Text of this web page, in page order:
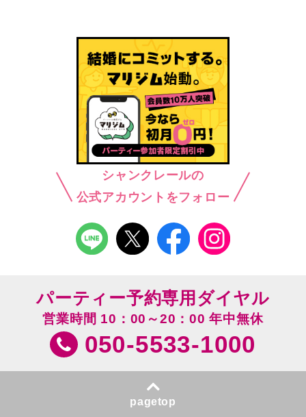
シャンクレールの
公式アカウントをフォロー
パーティー予約専用ダイヤル
営業時間 10：00～20：00 年中無休
050-5533-1000
pagetop